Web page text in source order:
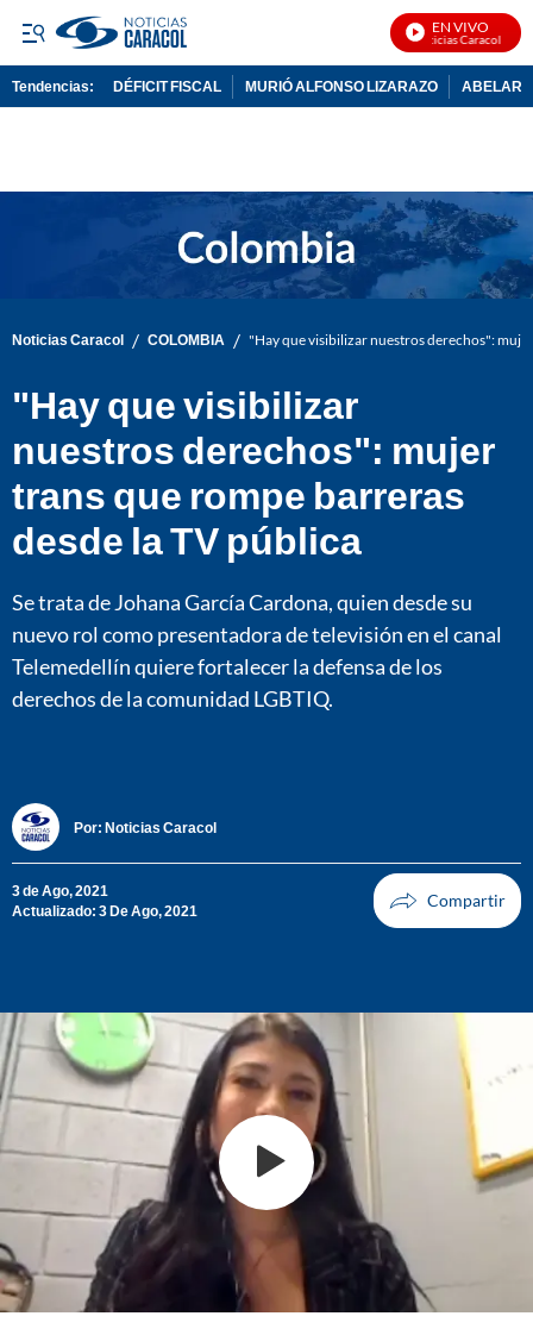
EN VIVO
Noticias Caracol En
Tendencias: DÉFICIT FISCAL MURIÓ ALFONSO LIZARAZO
Noticias Caracol / COLOMBIA / "Hay que visibilizar nuestros derechos":
"Hay que visibilizar
nuestros derechos": mujer
trans que rompe barreras
desde la TV pública
Se trata de Johana García Cardona, quien desde su
nuevo rol como presentadora de televisión en el canal
Telemedellín quiere fortalecer la defensa de los
derechos de la comunidad LGBTIQ.
Por: Noticias Caracol
3 de Ago, 2021
Actualizado: 3 De Ago, 2021